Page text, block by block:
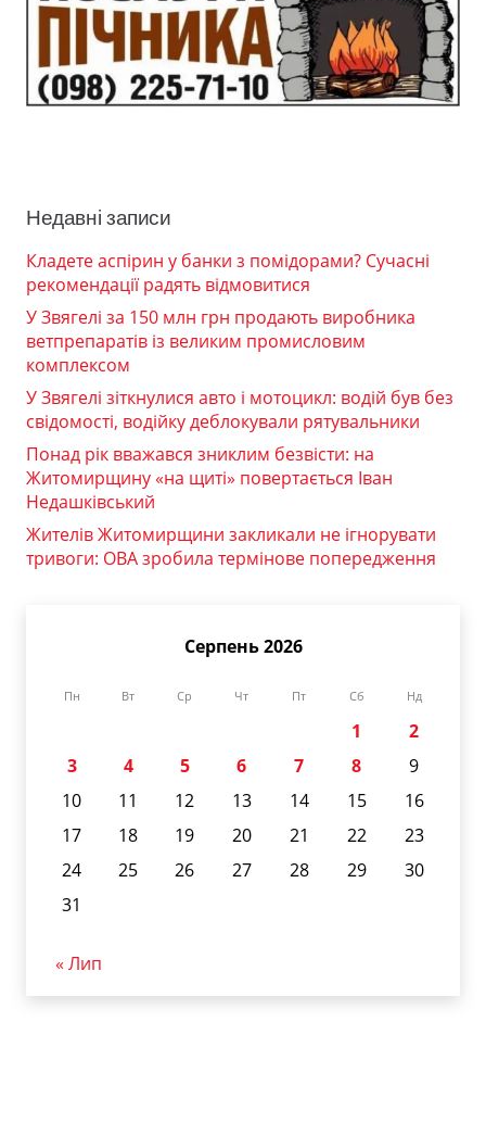
Недавні записи
Кладете аспірин у банки з помідорами? Сучасні
рекомендації радять відмовитися
У Звягелі за 150 млн грн продають виробника
ветпрепаратів із великим промисловим
комплексом
У Звягелі зіткнулися авто і мотоцикл: водій був без
свідомості, водійку деблокували рятувальники
Понад рік вважався зниклим безвісти: на
Житомирщину «на щиті» повертається Іван
Недашківський
Жителів Житомирщини закликали не ігнорувати
тривоги: ОВА зробила термінове попередження
Серпень 2026
Пн Вт Ср Чт Пт Сб Нд
1
2
3
4 5 6 7 8
9
10
11 12 13 14 15
16
17
18 19 20 21 22
23
24
25 26 27 28 29
30
31
« Лип